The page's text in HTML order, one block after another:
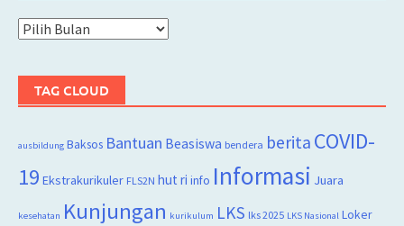
Arsip
TAG CLOUD
ausbildung Baksos Bantuan Beasiswa bendera berita COVID-
19 Ekstrakurikuler FLS2N hut ri info Informasi Juara
kesehatan Kunjungan kurikulum LKS lks 2025 LKS Nasional Loker